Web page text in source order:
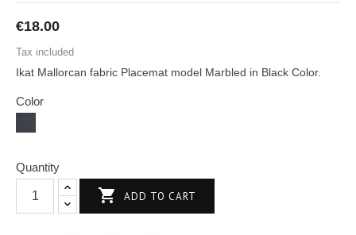
€18.00
Tax included
Ikat Mallorcan fabric Placemat model Marbled in Black Color.
Color
Quantity
 ADD TO CART